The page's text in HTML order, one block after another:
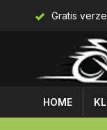
Gratis
HOME